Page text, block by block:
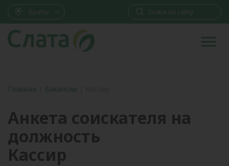
Братск
Главная Вакансии
Анкета соискателя на
должность
Кассир